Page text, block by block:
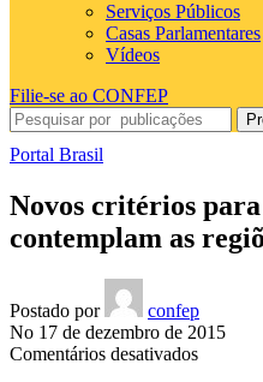
Serviços Públicos
Casas Parlamentares
Vídeos
Filie-se ao CONFEP
Portal Brasil
Novos critérios para
contemplam as
Postado por
confep
No 17 de dezembro de 2015
Comentários desativadosem